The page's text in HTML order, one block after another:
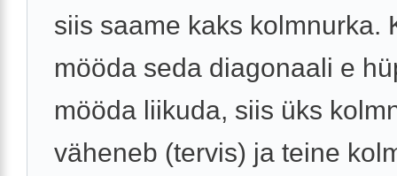
siis saame kaks kolmnurka.
mööda seda diagonaali e
mööda liikuda, siis üks
väheneb (tervis) ja teine